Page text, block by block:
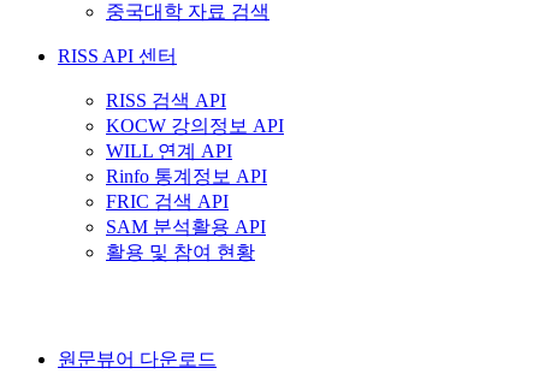
중국대학 자료 검색
RISS API 센터
RISS 검색 API
KOCW 강의정보 API
WILL 연계 API
Rinfo 통계정보 API
FRIC 검색 API
SAM 분석활용 API
활용 및 참여 현황
원문뷰어 다운로드